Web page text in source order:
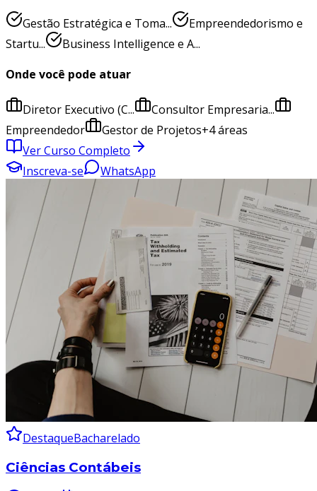
Gestão Estratégica e Toma...
Empreendedorismo e
Startu...
Business Intelligence e A...
Onde você pode atuar
Diretor Executivo (C...
Consultor Empresaria...
Empreendedor
Gestor de Projetos+4áreas
Ver Curso Completo
Inscreva-se
WhatsApp
DestaqueBacharelado
Ciências Contábeis